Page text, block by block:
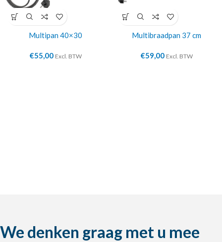
Multipan 40×30
€55,00 Excl. BTW
Multibraadpan 37 cm
€59,00 Excl. BTW
We denken graag met u mee